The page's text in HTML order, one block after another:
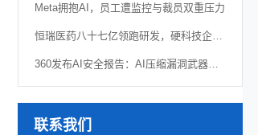
Meta拥抱AI，员工遭监控与裁员双重压力
恒瑞医药八十七亿领跑研发，硬科技企业“重金”换未来
360发布AI安全报告：AI压缩漏洞武器化窗口，网络空间主动权竞争加速
联系我们